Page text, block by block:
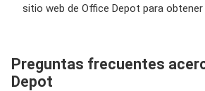
sitio web de Office Depot para obtener
Preguntas frecuentes
Depot